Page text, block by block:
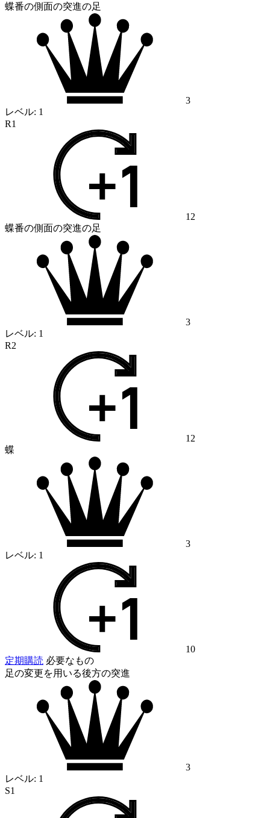
蝶番の側面の突進の足
3
レベル: 1
R1
12
蝶番の側面の突進の足
3
レベル: 1
R2
12
蝶
3
レベル: 1
10
定期購読 必要なもの
足の変更を用いる後方の突進
3
レベル: 1
S1